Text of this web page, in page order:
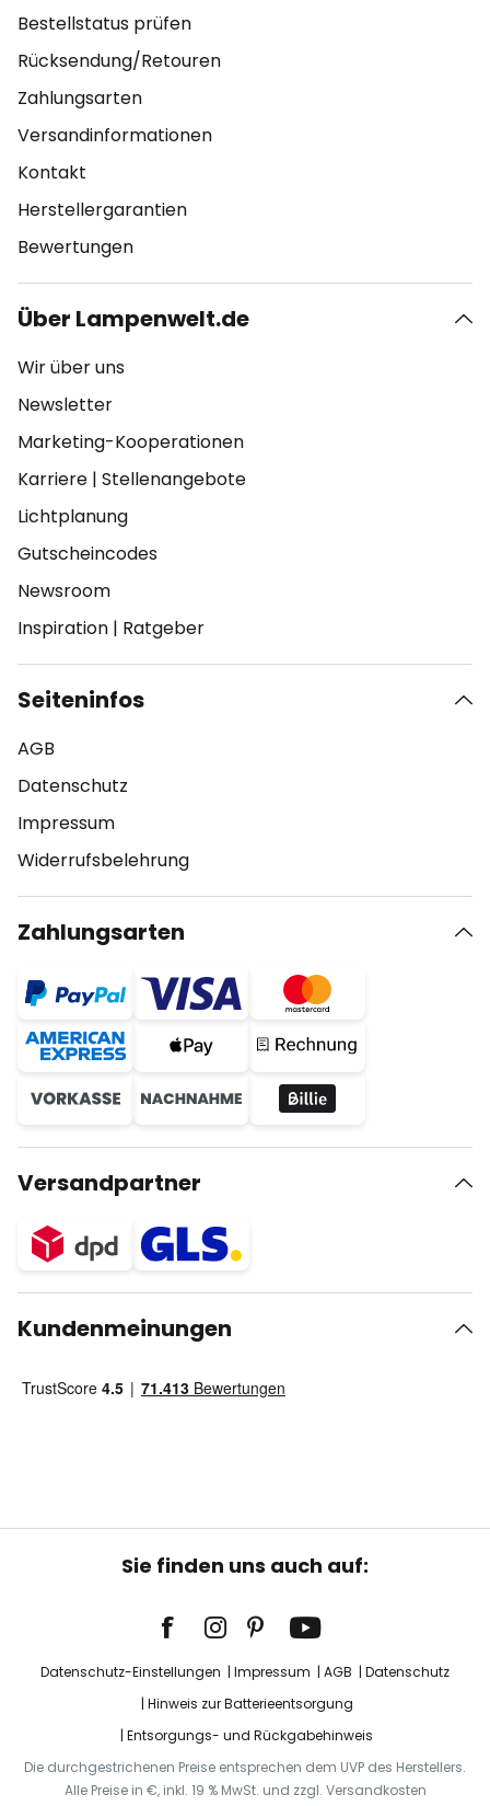
Bestellstatus prüfen
Rücksendung/Retouren
Zahlungsarten
Versandinformationen
Kontakt
Herstellergarantien
Bewertungen
Über Lampenwelt.de
Wir über uns
Newsletter
Marketing-Kooperationen
Karriere | Stellenangebote
Lichtplanung
Gutscheincodes
Newsroom
Inspiration | Ratgeber
Seiteninfos
AGB
Datenschutz
Impressum
Widerrufsbelehrung
Zahlungsarten
Versandpartner
Kundenmeinungen
Sie finden uns auch auf:
Datenschutz-Einstellungen Impressum AGB
Datenschutz
Hinweis zur Batterieentsorgung
Entsorgungs- und Rückgabehinweis
Die durchgestrichenen Preise entsprechen dem UVP des Herstellers.
Alle Preise in €, inkl. 19 % MwSt. und zzgl. Versandkosten